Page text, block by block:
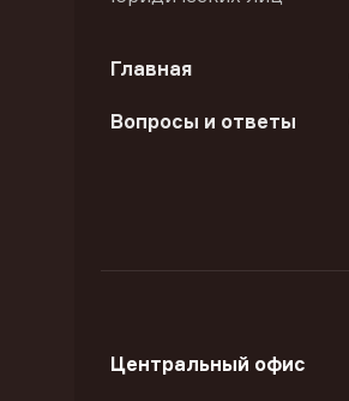
Главная
Вопросы и ответы
Центральный офис